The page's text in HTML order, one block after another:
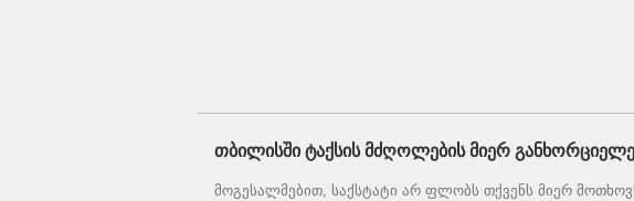
თბილისში ტაქსის მძღოლების მიერ
მოგესალმებით, საქსტატი არ ფლობს თქვენს მიერ